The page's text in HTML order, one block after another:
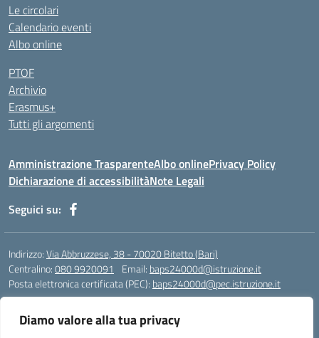
Diamo valore alla tua privacy
Le circolari
Calendario eventi
Albo online
PTOF
Archivio
Erasmus+
Tutti gli argomenti
Amministrazione TrasparenteAlbo onlinePrivacy Policy
Dichiarazione di accessibilitàNote Legali
Seguici su:
Indirizzo:Via Abbruzzese, 38 - 70020 Bitetto (Bari)
Centralino:080 9920091 Email: baps24000d@istruzione.it
Posta elettronica certificata (PEC): baps24000d@pec.istruzione.it
Codice meccanografico:BAPS24000D